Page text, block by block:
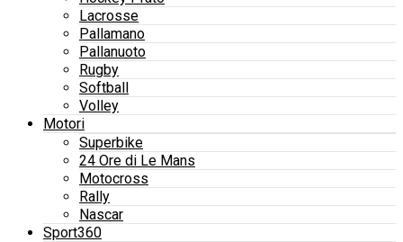
Lacrosse
Pallamano
Pallanuoto
Rugby
Softball
Volley
Motori
Superbike
24 Ore di Le Mans
Motocross
Rally
Nascar
Sport360